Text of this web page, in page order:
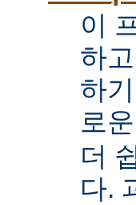
이
하
하
로운
더
다.